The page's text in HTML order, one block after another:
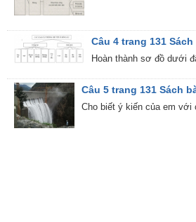
Câu 4 trang 131
Hoàn thành sơ đồ dưới
Câu 5 trang 131 Sách
Cho biết ý kiến của em với